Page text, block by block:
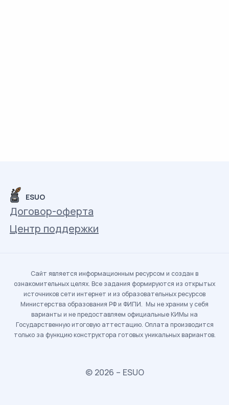
ESUO
Договор-оферта
Центр поддержки
Сайт является информационным ресурсом и создан в
ознакомительных целях. Все задания формируются из открытых
источников сети интернет и из образовательных ресурсов
Министерства образования РФ и ФИПИ. Мы не храним у себя
варианты и не предоставляем официальные КИМы на
Государственную итоговую аттестацию. Оплата производится
только за функцию конструктора готовых уникальных вариантов.
© 2026 – ESUO